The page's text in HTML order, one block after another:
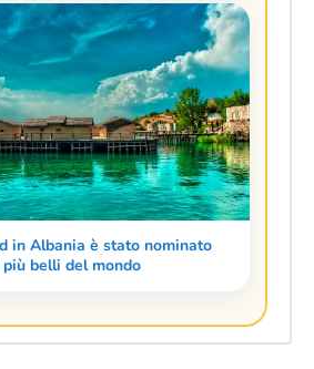
in Albania è stato nominato
belli del mondo